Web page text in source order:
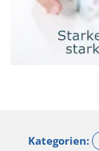
Kategorien: